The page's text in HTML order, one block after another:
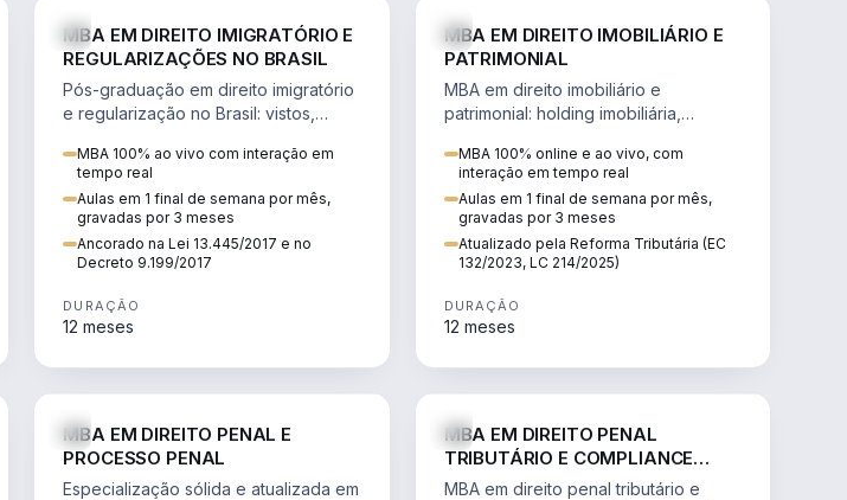
MBA EM DIREITO IMIGRATÓRIO E
REGULARIZAÇÕES NO BRASIL
Pós-graduação em direito imigratório
e regularização no Brasil: vistos,
tributação do imigrante.
MBA 100% ao vivo com interação em
tempo real
Aulas em 1 final de semana por mês,
gravadas por 3 meses
Ancorado na Lei 13.445/2017 e no
Decreto 9.199/2017
DURAÇÃO
12 meses
MBA EM DIREITO IMOBILIÁRIO E
PATRIMONIAL
MBA em direito imobiliário e
patrimonial: holding imobiliária,
contratos e impactos da Reforma
Tributária.
MBA 100% online e ao vivo, com
interação em tempo real
Aulas em 1 final de semana por mês,
gravadas por 3 meses
Atualizado pela Reforma Tributária (EC
132/2023, LC 214/2025)
DURAÇÃO
12 meses
MBA EM DIREITO PENAL E
PROCESSO PENAL
Especialização sólida e atualizada em
MBA EM DIREITO PENAL
TRIBUTÁRIO E COMPLIANCE
EMPRESARIAL
MBA em direito penal tributário e